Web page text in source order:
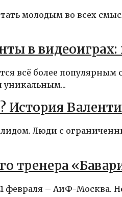
молодым во всех
в
всё более популярным
уникальным...
История
Люди с
тренера
февраля – АиФ-Москва.